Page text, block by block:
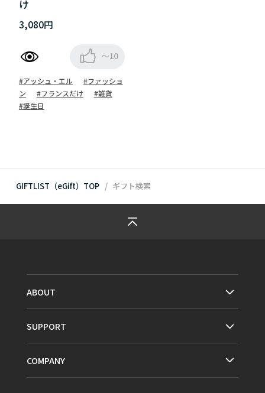
け
3,080円
～10
#アッシュ・エル
#ファッショ
ン
#フランスだけ
#雑貨
#誕生日
GIFTLIST（eGift）TOP ギフト検索
ABOUT
SUPPORT
COMPANY